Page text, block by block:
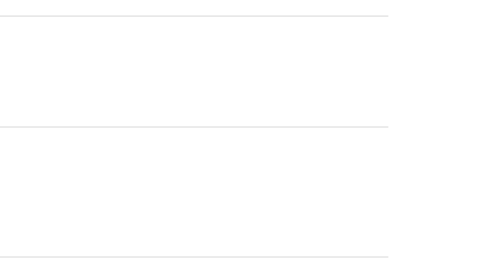
Wyślij